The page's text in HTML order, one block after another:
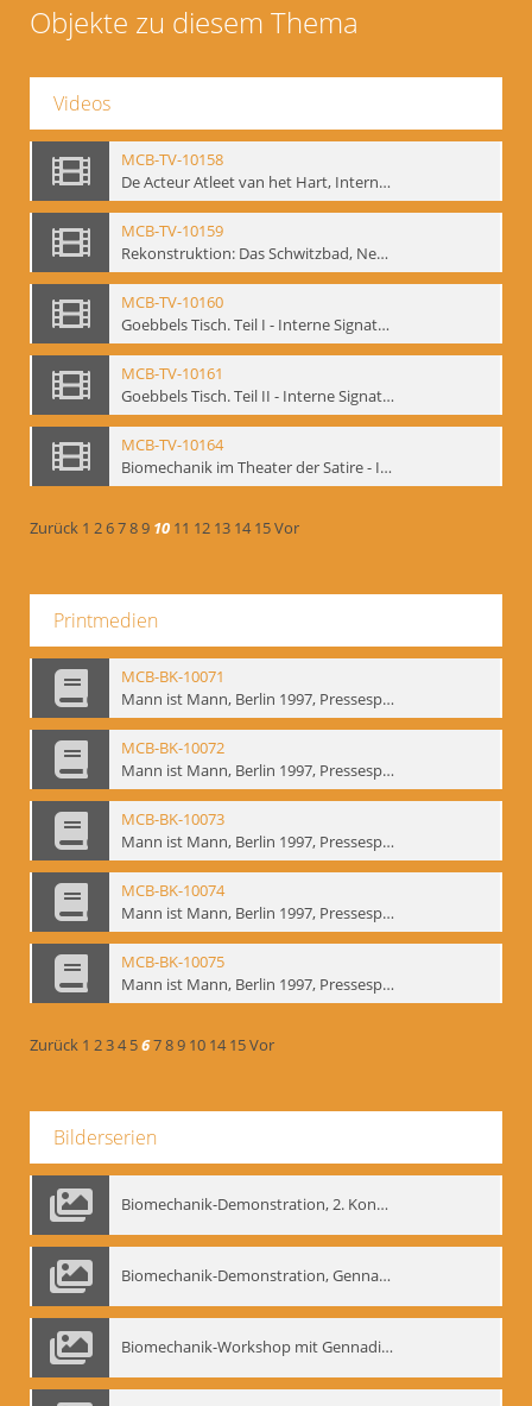
Objekte zu diesem Thema
Videos
MCB-TV-10158
De Acteur Atleet van het Hart, Internationale Konferenz, Gent, 17.11.2004 - Interne Signatur: BM-vid-129
MCB-TV-10159
Rekonstruktion: Das Schwitzbad, New York 1993 - Interne Signatur: BM-vid-133
MCB-TV-10160
Goebbels Tisch. Teil I - Interne Signatur: BM-vid-134
MCB-TV-10161
Goebbels Tisch. Teil II - Interne Signatur: BM-vid-135
MCB-TV-10164
Biomechanik im Theater der Satire - Interne Signatur: BM-vid-189
Zurück 1 26789 10 11 12 13 14 15Vor
Printmedien
MCB-BK-10071
Mann ist Mann, Berlin 1997, Pressespiegel - interne Signatur: BM-prt-262-19
MCB-BK-10072
Mann ist Mann, Berlin 1997, Pressespiegel - interne Signatur: BM-prt-262-20
MCB-BK-10073
Mann ist Mann, Berlin 1997, Pressespiegel - interne Signatur: BM-prt-262-21
MCB-BK-10074
Mann ist Mann, Berlin 1997, Pressespiegel - interne Signatur: BM-prt-262-22
MCB-BK-10075
Mann ist Mann, Berlin 1997, Pressespiegel - interne Signatur: BM-prt-262-23
Zurück 1 234 56789 10 14 15Vor
Bilderserien
Biomechanik-Demonstration, 2. Kongress der EMF, Mai 1995
Biomechanik-Demonstration, Gennadij Bogdanow im Berliner Ensemble, 04.10.1991
Biomechanik-Workshop mit Gennadij Nikolajewitsch Bogdanow im Mime Centrum Berlin, 1991